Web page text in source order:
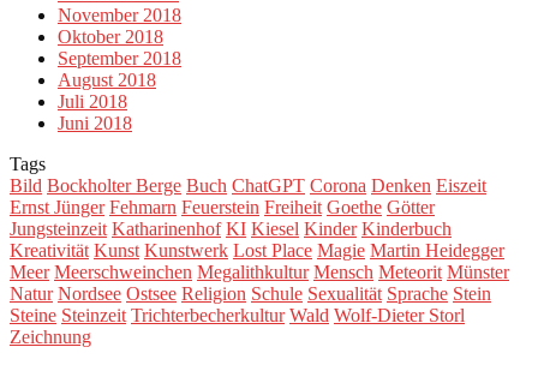
November 2018
Oktober 2018
September 2018
August 2018
Juli 2018
Juni 2018
Tags
Bild Bockholter Berge Buch ChatGPT Corona Denken Eiszeit
Ernst Jünger Fehmarn Feuerstein Freiheit Goethe Götter
Jungsteinzeit Katharinenhof KI Kiesel Kinder Kinderbuch
Kreativität Kunst Kunstwerk Lost Place Magie Martin Heidegger
Meer Meerschweinchen Megalithkultur Mensch Meteorit Münster
Natur Nordsee Ostsee Religion Schule Sexualität Sprache Stein
Steine Steinzeit Trichterbecherkultur Wald Wolf-Dieter Storl
Zeichnung